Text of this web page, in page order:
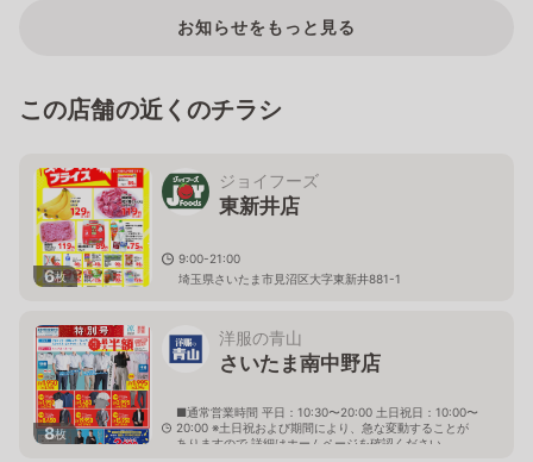
お知らせをもっと見る
この店舗の近くのチラシ
6枚
ジョイフーズ
東新井店
9:00-21:00
埼玉県さいたま市見沼区大字東新井881-1
8枚
洋服の青山
さいたま南中野店
■通常営業時間 平日：10:30〜20:00 土日祝日：10:00〜
20:00 ※土日祝および期間により、急な変動することが
ありますので 詳細はホームページを確認ください